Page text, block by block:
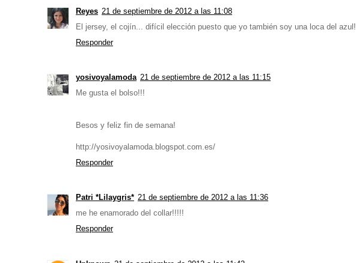
Reyes 21 de septiembre de 2012 a las 11:08
El jersey, el cojín... difícil elección puesto que yo también soy una loca del azul!
Responder
yosivoyalamoda 21 de septiembre de 2012 a las 11:15
Me gusta el bolso!!!
Besos y feliz fin de semana!
http://yosivoyalamoda.blogspot.com.es/
Responder
Patri *Lilaygris* 21 de septiembre de 2012 a las 11:36
me he enamorado del collar!!!!!
Responder